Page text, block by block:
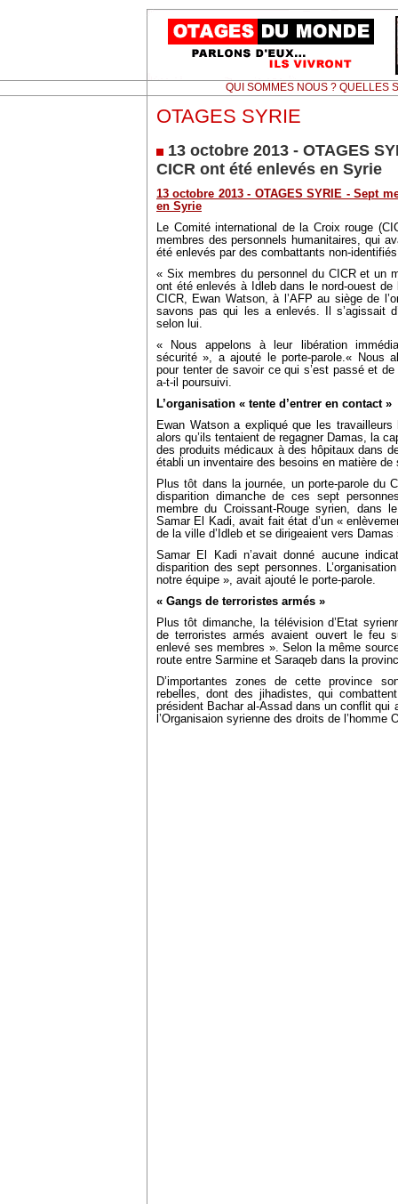
QUI SOMMES NOUS ? QUELLES
OTAGES SYRIE
13 octobre 2013 - OTAGES
CICR ont été enlevés en Syrie
13 octobre 2013 - OTAGES SYRIE - Sept
en Syrie
Le Comité international de la Croix rouge
membres des personnels humanitaires, qui
été enlevés par des combattants non-
« Six membres du personnel du CICR et un
ont été enlevés à Idleb dans le nord-ouest
CICR, Ewan Watson, à l’AFP au siège de
savons pas qui les a enlevés. Il s’agissait
selon lui.
« Nous appelons à leur libération
sécurité », a ajouté le porte-parole.« Nous
pour tenter de savoir ce qui s’est passé et
a-t-il poursuivi.
L’organisation « tente d’entrer en contact »
Ewan Watson a expliqué que les
alors qu’ils tentaient de regagner Damas, la
des produits médicaux à des hôpitaux dans
établi un inventaire des besoins en matière
Plus tôt dans la journée, un porte-parole du
disparition dimanche de ces sept
membre du Croissant-Rouge syrien, dans
Samar El Kadi, avait fait état d’un «
de la ville d’Idleb et se dirigeaient vers Damas
Samar El Kadi n’avait donné aucune
disparition des sept personnes.
notre équipe », avait ajouté le porte-parole.
« Gangs de terroristes armés »
Plus tôt dimanche, la télévision d’Etat
de terroristes armés avaient ouvert le feu
enlevé ses membres ». Selon la même
route entre Sarmine et Saraqeb dans la
D’importantes zones de cette province
rebelles, dont des jihadistes, qui
président Bachar al-Assad dans un conflit qui
l’Organisaion syrienne des droits de